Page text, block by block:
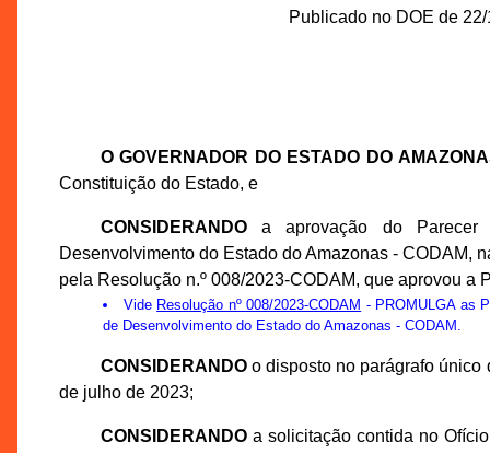
Publicado no DOE de
O GOVERNADOR DO ESTADO DO
Constituição do Estado, e
CONSIDERANDOa aprovação do Parecer
Desenvolvimento do Estado do Amazonas - CODAM,
pela Resolução n.º 008/2023-CODAM, que aprovou a
Vide Resolução nº 008/2023-CODAM - PROMULGA as
de Desenvolvimento do Estado do Amazonas - CODAM.
CONSIDERANDOo disposto no parágrafo único
de julho de 2023;
CONSIDERANDOa solicitação contida no